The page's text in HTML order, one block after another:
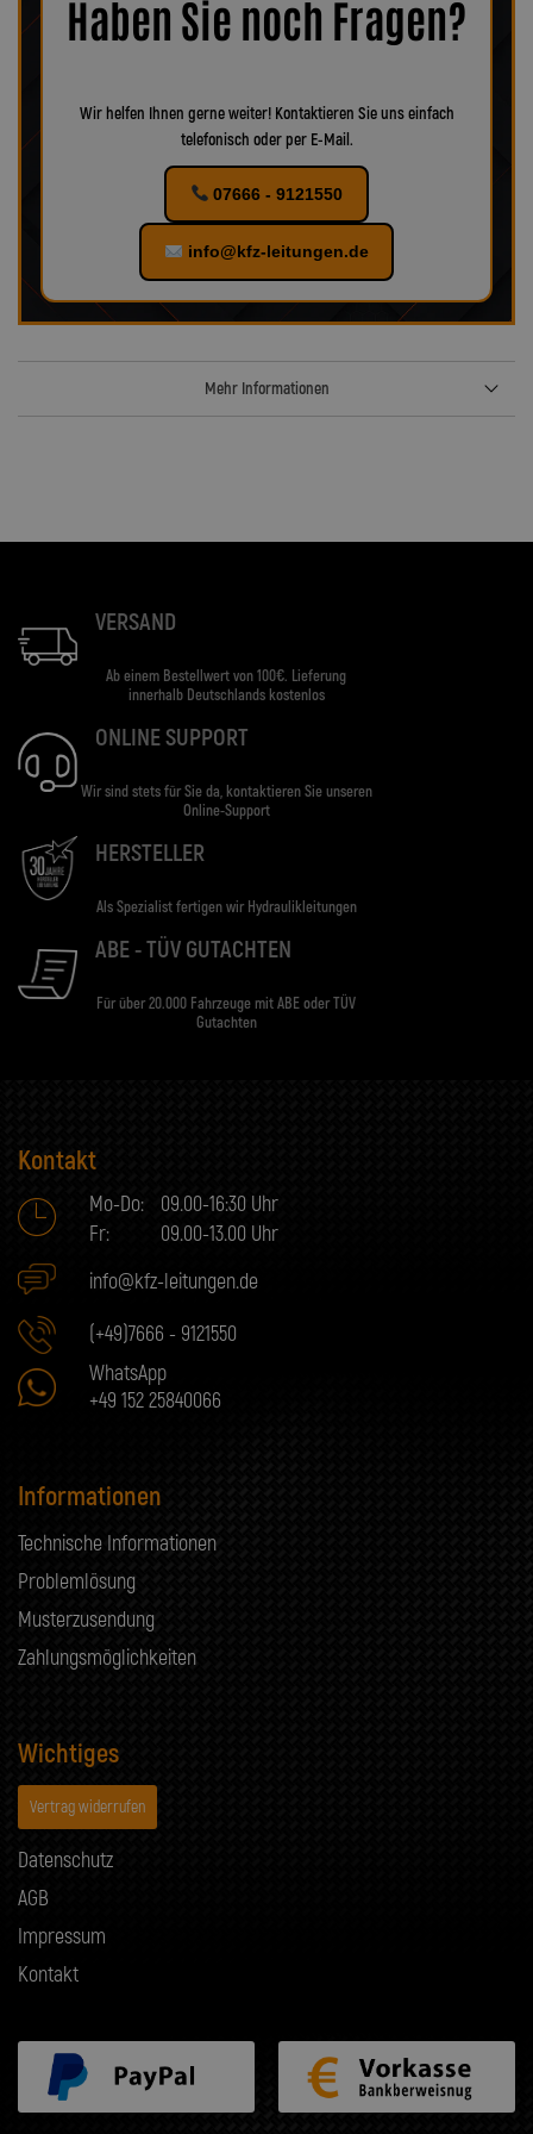
verschiedenes Zubehör für Ihr KFZ!
Haben Sie noch Fragen?
Wir helfen Ihnen gerne weiter! Kontaktieren Sie uns einfach
telefonisch oder per E-Mail.
07666 - 9121550
info@kfz-leitungen.de
Mehr Informationen
VERSAND
Ab einem Bestellwert von 100€. Lieferung
innerhalb Deutschlands kostenlos
ONLINE SUPPORT
Wir sind stets für Sie da, kontaktieren Sie unseren
Online-Support
HERSTELLER
Als Spezialist fertigen wir Hydraulikleitungen
ABE - TÜV GUTACHTEN
Für über 20.000 Fahrzeuge mit ABE oder TÜV
Gutachten
Kontakt
Mo-Do:
09.00-16:30 Uhr
Fr:
09.00-13.00 Uhr
info@kfz-leitungen.de
(+49)7666 - 9121550
WhatsApp
+49 152 25840066
Informationen
Technische Informationen
Problemlösung
Musterzusendung
Zahlungsmöglichkeiten
Wichtiges
Vertrag widerrufen
Datenschutz
AGB
Impressum
Kontakt